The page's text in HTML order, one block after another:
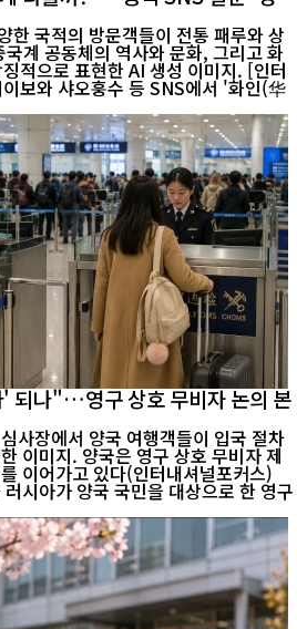
한 국적의 방문객들이 전통 패루와 상
계 공동체의 역사와 문화, 그리고 화
으로 표현한 AI 생성 이미지. [인터
보와 샤오훙수 등 SNS에서 '화인(华
되나"…영구 상호 무비자 논의 본
사장에서 양국 여행객들이 입국 절차
이미지. 양국은 영구 상호 무비자 제
이어가고 있다(인터내셔널포커스)
시아가 양국 국민을 대상으로 한 영구